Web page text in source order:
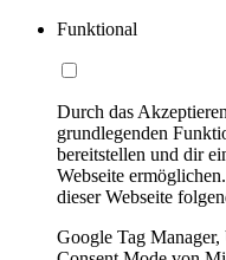
Funktional
Durch das
grundlegenden
bereitstellen und dir
Webseite
dieser Webseite
Google Tag